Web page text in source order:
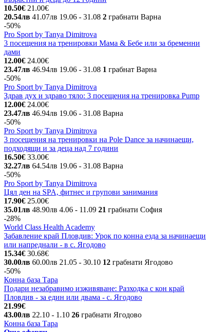
10.50€ 21.00€
20.54лв 41.07лв 19.06 - 31.08 2 грабнати Варна
-50%
Pro Sport by Tanya Dimitrova
3 посещения на тренировки Мама & Бебе или за бременни
дами
12.00€ 24.00€
23.47лв 46.94лв 19.06 - 31.08 1 грабнат Варна
-50%
Pro Sport by Tanya Dimitrova
Здрав дух и здраво тяло: 3 посещения на тренировка Pump
12.00€ 24.00€
23.47лв 46.94лв 19.06 - 31.08 Варна
-50%
Pro Sport by Tanya Dimitrova
3 посещения на тренировки на Pole Dance за начинаещи,
подходящи и за деца над 7 години
16.50€ 33.00€
32.27лв 64.54лв 19.06 - 31.08 Варна
-50%
Pro Sport by Tanya Dimitrova
Цял ден на SPA, фитнес и групови занимания
17.90€ 25.00€
35.01лв 48.90лв 4.06 - 11.09 21 грабнати София
-28%
World Class Health Academy
Забавление край Пловдив: Урок по конна езда за начинаещи
или напреднали - в с. Ягодово
15.34€ 30.68€
30.00лв 60.00лв 21.05 - 30.10 12 грабнати Ягодово
-50%
Конна база Тара
Подари незабравимо изживяване: Разходка с кон край
Пловдив - за един или двама - с. Ягодово
21.99€
43.00лв 22.10 - 1.10 26 грабнати Ягодово
Конна база Тара